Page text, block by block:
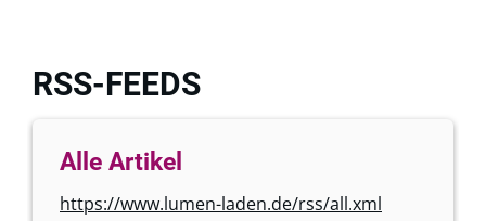
RSS-FEEDS
Alle Artikel
https://www.lumen-laden.de/rss/all.xml